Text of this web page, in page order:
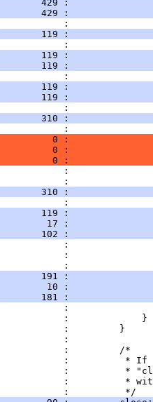
429 :
429 :
:
119 :
:
119 :
119 :
:
119 :
119 :
:
310 :
:
0 :
0 :
0 :
:
:
310 :
:
119 :
17 :
102 :
:
:
:
191 :
10 :
181 :
:
:
:         }
:
:         /*
:          *
:          *
:          *
:          */